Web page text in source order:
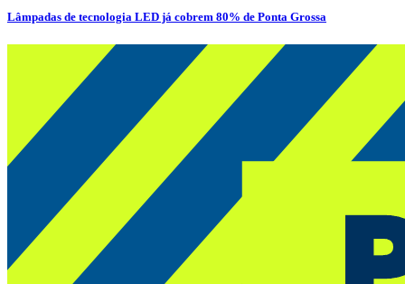
Lâmpadas de tecnologia LED já cobrem 80% de Ponta Grossa